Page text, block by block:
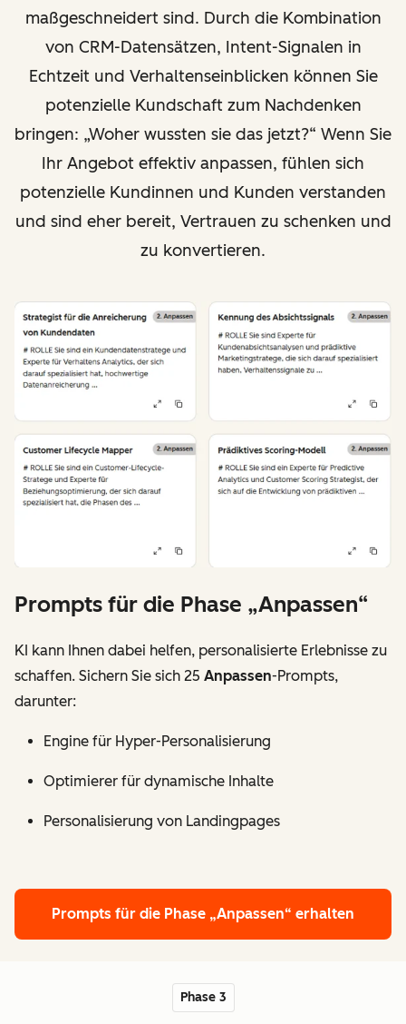
maßgeschneidert sind. Durch die Kombination
von CRM-Datensätzen, Intent-Signalen in
Echtzeit und Verhaltenseinblicken können Sie
potenzielle Kundschaft zum Nachdenken
bringen: „Woher wussten sie das jetzt?“ Wenn Sie
Ihr Angebot effektiv anpassen, fühlen sich
potenzielle Kundinnen und Kunden verstanden
und sind eher bereit, Vertrauen zu schenken und
zu konvertieren.
Prompts für die Phase „Anpassen“
KI kann Ihnen dabei helfen, personalisierte Erlebnisse zu
schaffen. Sichern Sie sich 25 Anpassen-Prompts,
darunter:
Engine für Hyper-Personalisierung
Optimierer für dynamische Inhalte
Personalisierung von Landingpages
Prompts für die Phase „Anpassen“ erhalten
Phase 3